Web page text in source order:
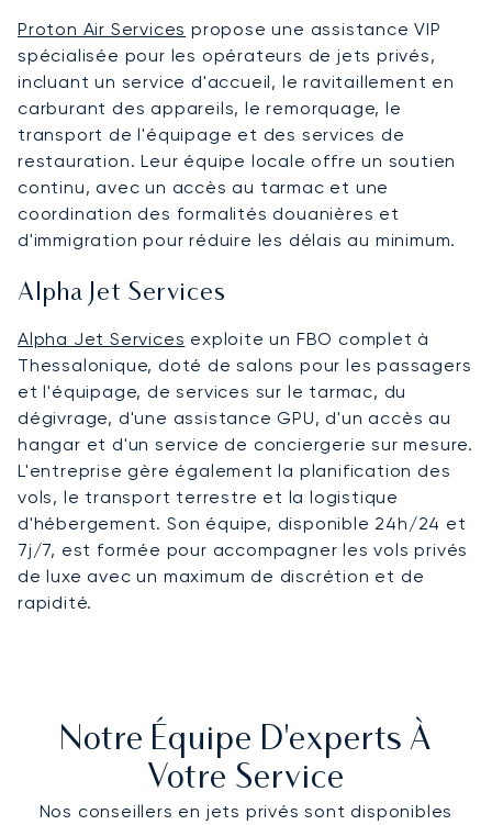
Proton Air Services propose une assistance VIP
spécialisée pour les opérateurs de jets privés,
incluant un service d'accueil, le ravitaillement en
carburant des appareils, le remorquage, le
transport de l'équipage et des services de
restauration. Leur équipe locale offre un soutien
continu, avec un accès au tarmac et une
coordination des formalités douanières et
d'immigration pour réduire les délais au minimum.
Alpha Jet Services
Alpha Jet Services exploite un FBO complet à
Thessalonique, doté de salons pour les passagers
et l'équipage, de services sur le tarmac, du
dégivrage, d'une assistance GPU, d'un accès au
hangar et d'un service de conciergerie sur mesure.
L'entreprise gère également la planification des
vols, le transport terrestre et la logistique
d'hébergement. Son équipe, disponible 24h/24 et
7j/7, est formée pour accompagner les vols privés
de luxe avec un maximum de discrétion et de
rapidité.
Notre Équipe D'experts À
Votre Service
Nos conseillers en jets privés sont disponibles